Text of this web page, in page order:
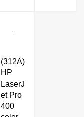
(312A)
HP
LaserJ
et Pro
400